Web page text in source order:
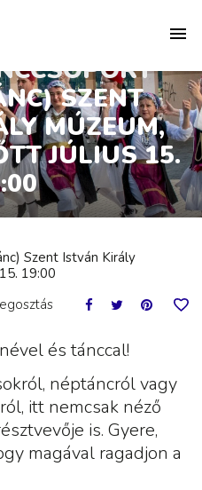
SZENT
MÚZEUM,
JÚLIUS 15.
Szent István Király
19:00
és tánccal!
néptáncról vagy
itt nemcsak néző
is. Gyere,
magával ragadjon a